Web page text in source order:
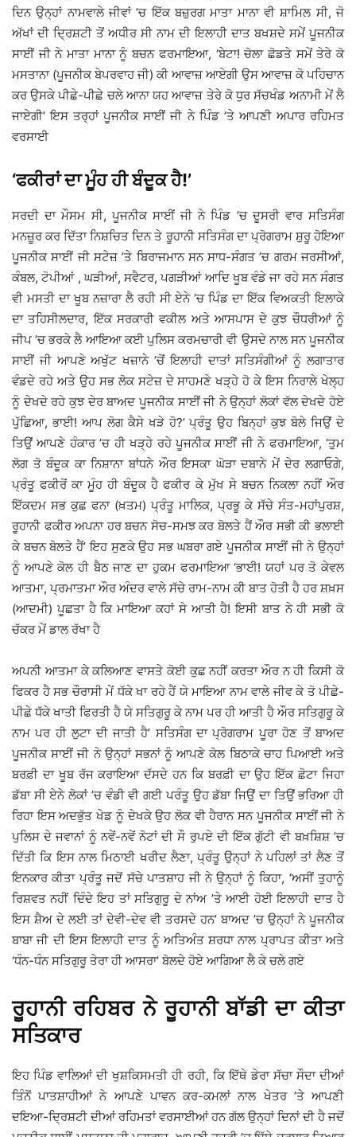
ਦਿਨ ਉਨ੍ਹਾਂ ਨਾਮਵਾਲੇ ਜੀਵਾਂ ’ਚ ਇੱਕ ਬਜ਼ੁਰਗ ਮਾਤਾ ਮਾਨਾ ਵੀ ਸ਼ਾਮਿਲ ਸੀ, ਜੋ
ਅੱਖਾਂ ਦੀ ਦ੍ਰਿਸ਼ਟੀ ਤੋਂ ਅਧੀਰ ਸੀ ਨਾਮ ਦੀ ਇਲਾਹੀ ਦਾਤ ਬਖਸ਼ਦੇ ਸਮੇਂ ਪੂਜਨੀਕ
ਸਾਈਂ ਜੀ ਨੇ ਮਾਤਾ ਮਾਨਾ ਨੂੰ ਬਚਨ ਫਰਮਾਇਆ, ‘ਬੇਟਾ! ਚੋਲਾ ਛੋਡਤੇ ਸਮੇਂ ਤੇਰੇ ਕੋ
ਮਸਤਾਨਾ (ਪੂਜਨੀਕ ਬੇਪਰਵਾਹ ਜੀ) ਕੀ ਆਵਾਜ਼ ਆਏਗੀ ਉਸ ਆਵਾਜ਼ ਕੋ ਪਹਿਚਾਨ
ਕਰ ਉਸਕੇ ਪੀਛੇ-ਪੀਛੇ ਚਲੇ ਆਨਾ ਯਹ ਆਵਾਜ਼ ਤੇਰੇ ਕੋ ਧੁਰ ਸੱਚਖੰਡ ਅਨਾਮੀ ਮੇਂ ਲੈ
ਜਾਏਗੀ’ ਇਸ ਤਰ੍ਹਾਂ ਪੂਜਨੀਕ ਸਾਈਂ ਜੀ ਨੇ ਪਿੰਡ ’ਤੇ ਆਪਣੀ ਅਪਾਰ ਰਹਿਮਤ
ਵਰਸਾਈ
‘ਫਕੀਰਾਂ ਦਾ ਮੂੰਹ ਹੀ ਬੰਦੂਕ ਹੈ!’
ਸਰਦੀ ਦਾ ਮੌਸਮ ਸੀ, ਪੂਜਨੀਕ ਸਾਈਂ ਜੀ ਨੇ ਪਿੰਡ ’ਚ ਦੂਸਰੀ ਵਾਰ ਸਤਿਸੰਗ
ਮਨਜ਼ੂਰ ਕਰ ਦਿੱਤਾ ਨਿਸ਼ਚਿਤ ਦਿਨ ਤੇ ਰੂਹਾਨੀ ਸਤਿਸੰਗ ਦਾ ਪ੍ਰੋਗਰਾਮ ਸ਼ੁਰੂ ਹੋਇਆ
ਪੂਜਨੀਕ ਸਾਈਂ ਜੀ ਸਟੇਜ਼ ’ਤੇ ਬਿਰਾਜਮਾਨ ਸਨ ਸਾਧ-ਸੰਗਤ ’ਚ ਗਰਮ ਜਰਸੀਆਂ,
ਕੰਬਲ, ਟੋਪੀਆਂ , ਘੜੀਆਂ, ਸਵੈਟਰ, ਪਗੜੀਆਂ ਆਦਿ ਖੂਬ ਵੰਡੇ ਜਾ ਰਹੇ ਸਨ ਸੰਗਤ
ਵੀ ਮਸਤੀ ਦਾ ਖੂਬ ਨਜ਼ਾਰਾ ਲੈ ਰਹੀ ਸੀ ਏਨੇ ’ਚ ਪਿੰਡ ਦਾ ਇੱਕ ਵਿਅਕਤੀ ਇਲਾਕੇ
ਦਾ ਤਹਿਸੀਲਦਾਰ, ਇੱਕ ਸਰਕਾਰੀ ਵਕੀਲ ਅਤੇ ਆਸਪਾਸ ਦੇ ਕੁਝ ਚੌਧਰੀਆਂ ਨੂੰ
ਜੀਪ ’ਚ ਭਰਕੇ ਲੈ ਆਇਆ ਕਈ ਪੁਲਿਸ ਕਰਮਚਾਰੀ ਵੀ ਉਸਦੇ ਨਾਲ ਸਨ ਪੂਜਨੀਕ
ਸਾਈਂ ਜੀ ਆਪਣੇ ਅਖੁੱਟ ਖਜ਼ਾਨੇ ’ਚੋਂ ਇਲਾਹੀ ਦਾਤਾਂ ਸਤਿਸੰਗੀਆਂ ਨੂੰ ਲਗਾਤਾਰ
ਵੰਡਦੇ ਰਹੇ ਅਤੇ ਉਹ ਸਭ ਲੋਕ ਸਟੇਜ਼ ਦੇ ਸਾਹਮਣੇ ਖੜ੍ਹੇ ਹੋ ਕੇ ਇਸ ਨਿਰਾਲੇ ਖੇਲ੍ਹ
ਨੂੰ ਦੇਖਦੇ ਰਹੇ ਕੁਝ ਦੇਰ ਬਾਅਦ ਪੂਜਨੀਕ ਸਾਈਂ ਜੀ ਨੇ ਉਨ੍ਹਾਂ ਲੋਕਾਂ ਵੱਲ ਦੇਖਦੇ ਹੋਏ
ਪੁੁੱਛਿਆ, ਭਾਈ! ਆਪ ਲੋਗ ਕੈਸੇ ਖੜੇ ਹੋ?’ ਪ੍ਰੰਤੂ ਉਹ ਬਿਨ੍ਹਾਂ ਕੁਝ ਬੋਲੇ ਜਿਉਂ ਦੇ
ਤਿਉਂ ਆਪਣੇ ਹੰਕਾਰ ’ਚ ਹੀ ਖੜ੍ਹੇ ਰਹੇ ਪੂਜਨੀਕ ਸਾਈਂ ਜੀ ਨੇ ਫਰਮਾਇਆ, ‘ਤੁਮ
ਲੋਗ ਤੋ ਬੰਦੂਕ ਕਾ ਨਿਸ਼ਾਨਾ ਬਾਂਧਨੇ ਔਰ ਇਸਕਾ ਘੋੜਾ ਦਬਾਨੇ ਮੇਂ ਦੇਰ ਲਗਾਓਗੇ,
ਪ੍ਰੰਤੂ ਫਕੀਰੋਂ ਕਾ ਮੂੰਹ ਹੀ ਬੰਦੂਕ ਹੈ ਫਕੀਰ ਕੇ ਮੁੱਖ ਸੇ ਬਚਨ ਨਿਕਲਾ ਨਹੀਂ ਔਰ
ਇੱਕਦਮ ਸਭ ਕੁਛ ਫਨਾ (ਖ਼ਤਮ) ਪ੍ਰੰਤੂ ਮਾਲਿਕ, ਪ੍ਰਭੂ ਕੇ ਸੱਚੇ ਸੰਤ-ਮਹਾਂਪੁਰਸ਼,
ਰੂਹਾਨੀ ਫਕੀਰ ਅਪਨਾ ਹਰ ਬਚਨ ਸੋਚ-ਸਮਝ ਕਰ ਬੋਲਤੇ ਹੈਂ ਔਰ ਸਭੀ ਕੀ ਭਲਾਈ
ਕੇ ਬਚਨ ਬੋਲਤੇ ਹੈਂ’ ਇਹ ਸੁਣਕੇ ਉਹ ਸਭ ਘਬਰਾ ਗਏ ਪੂਜਨੀਕ ਸਾਈਂ ਜੀ ਨੇ ਉਨ੍ਹਾਂ
ਨੂੰ ਆਪਣੇ ਕੋਲ ਹੀ ਬੈਠ ਜਾਣ ਦਾ ਹੁਕਮ ਫਰਮਾਇਆ ‘ਭਾਈ! ਯਹਾਂ ਪਰ ਤੋ ਕੇਵਲ
ਆਤਮਾ, ਪ੍ਰਮਾਤਮਾ ਔਰ ਅੰਦਰ ਵਾਲੇ ਸੱਚੇ ਰਾਮ-ਨਾਮ ਕੀ ਬਾਤ ਹੋਤੀ ਹੈ ਹਰ ਸ਼ਖ਼ਸ
(ਆਦਮੀ) ਪੂਛਤਾ ਹੈ ਕਿ ਮਾਇਆ ਕਹਾਂ ਸੇ ਆਤੀ ਹੈ! ਇਸੀ ਬਾਤ ਨੇ ਹੀ ਸਭੀ ਕੋ
ਚੱਕਰ ਮੇਂ ਡਾਲ ਰੱਖਾ ਹੈ
ਅਪਨੀ ਆਤਮਾ ਕੇ ਕਲਿਆਣ ਵਾਸਤੇ ਕੋਈ ਕੁਛ ਨਹੀਂ ਕਰਤਾ ਔਰ ਨ ਹੀ ਕਿਸੀ ਕੋ
ਫਿਕਰ ਹੈ ਸਭ ਚੌਰਾਸੀ ਮੇਂ ਧੱਕੇ ਖਾ ਰਹੇ ਹੈਂ ਯੇ ਮਾਇਆ ਨਾਮ ਵਾਲੇ ਜੀਵ ਕੇ ਤੋ ਪੀਛੇ-
ਪੀਛੇ ਧੱਕੇ ਖਾਤੀ ਫਿਰਤੀ ਹੈ ਯੇ ਸਤਿਗੁਰੂ ਕੇ ਨਾਮ ਪਰ ਹੀ ਆਤੀ ਹੈ ਔਰ ਸਤਿਗੁਰੂ ਕੇ
ਨਾਮ ਪਰ ਹੀ ਲੁਟਾ ਦੀ ਜਾਤੀ ਹੈ’ ਸਤਿਸੰਗ ਦਾ ਪ੍ਰੋਗਰਾਮ ਪੂਰਾ ਹੋਣ ਤੋਂ ਬਾਅਦ
ਪੂਜਨੀਕ ਸਾਈਂ ਜੀ ਨੇ ਉਨ੍ਹਾਂ ਸਭਨਾਂ ਨੂੰ ਆਪਣੇ ਕੋਲ ਬਿਠਾਕੇ ਚਾਹ ਪਿਆਈ ਅਤੇ
ਬਰਫ਼ੀ ਦਾ ਖੂਬ ਰੱਜ ਕਰਾਇਆ ਦੱਸਦੇ ਹਨ ਕਿ ਬਰਫ਼ੀ ਦਾ ਉਹ ਇੱਕ ਛੋਟਾ ਜਿਹਾ
ਡੱਬਾ ਸੀ ਏਨੇ ਲੋਕਾਂ ’ਚ ਵੰਡੀ ਵੀ ਗਈ ਪਰੰਤੂ ਉਹ ਡੱਬਾ ਜਿਉਂ ਦਾ ਤਿਉਂ ਭਰਿਆ ਹੀ
ਰਿਹਾ ਇਸ ਅਦਭੁੱਤ ਖੇਡ ਨੂੰ ਦੇਖਕੇ ਉਹ ਲੋਕ ਵੀ ਹੈਰਾਨ ਸਨ ਪੂਜਨੀਕ ਸਾਈਂ ਜੀ ਨੇ
ਪੁਲਿਸ ਦੇ ਜਵਾਨਾਂ ਨੂੰ ਨਵੇਂ-ਨਵੇਂ ਨੋਟਾਂ ਦੀ ਸੌ ਰੁਪਏ ਦੀ ਇੱਕ ਗੁੱਟੀ ਵੀ ਬਖ਼ਸ਼ਿਸ਼ ’ਚ
ਦਿੱਤੀ ਕਿ ਇਸ ਨਾਲ ਮਿਠਾਈ ਖਰੀਦ ਲੈਣਾ, ਪ੍ਰੰਤੂ ਉਨ੍ਹਾਂ ਨੇ ਪਹਿਲਾਂ ਤਾਂ ਲੈਣ ਤੋਂ
ਇਨਕਾਰ ਕੀਤਾ ਪ੍ਰੰਤੂ ਜਦੋਂ ਸੱਚੇ ਪਾਤਸ਼ਾਹ ਜੀ ਨੇ ਉਨ੍ਹਾਂ ਨੂੰ ਕਿਹਾ, ‘ਅਸੀਂ ਤੁਹਾਨੂੰ
ਰਿਸ਼ਵਤ ਨਹੀਂ ਦਿੰਦੇ ਇਹ ਤਾਂ ਸਤਿਗੁਰੂ ਦੇ ਨਾਂਅ ’ਤੇ ਆਈ ਹੋਈ ਇਲਾਹੀ ਦਾਤ ਹੈ
ਇਸ ਸ਼ੈਅ ਦੇ ਲਈ ਤਾਂ ਦੇਵੀ-ਦੇਵ ਵੀ ਤਰਸਦੇ ਹਨ’ ਬਾਅਦ ’ਚ ਉਨ੍ਹਾਂ ਨੇ ਪੂਜਨੀਕ
ਬਾਬਾ ਜੀ ਦੀ ਇਸ ਇਲਾਹੀ ਦਾਤ ਨੂੰ ਅਤਿਅੰਤ ਸ਼ਰਧਾ ਨਾਲ ਪ੍ਰਾਪਤ ਕੀਤਾ ਅਤੇ
‘ਧੰਨ-ਧੰਨ ਸਤਿਗੁਰੂ ਤੇਰਾ ਹੀ ਆਸਰਾ’ ਬੋਲਦੇ ਹੋਏ ਆਗਿਆ ਲੈ ਕੇ ਚਲੇ ਗਏ
ਰੂਹਾਨੀ ਰਹਿਬਰ ਨੇ ਰੂਹਾਨੀ ਬਾੱਡੀ ਦਾ ਕੀਤਾ
ਸਤਿਕਾਰ
ਇਹ ਪਿੰਡ ਵਾਲਿਆਂ ਦੀ ਖੁਸ਼ਕਿਸਮਤੀ ਹੀ ਰਹੀ, ਕਿ ਇੱਥੇ ਡੇਰਾ ਸੱਚਾ ਸੌਦਾ ਦੀਆਂ
ਤਿੰਨੋਂ ਪਾਤਸ਼ਾਹੀਆਂ ਨੇ ਆਪਣੇ ਪਾਵਨ ਕਰ-ਕਮਲਾਂ ਨਾਲ ਖੇਤਰ ’ਤੇ ਆਪਣੀ
ਦਇਆ-ਦ੍ਰਿਸ਼ਟੀ ਦੀਆਂ ਰਹਿਮਤਾਂ ਵਰਸਾਈਆਂ ਹਨ ਗੱਲ ਉਨ੍ਹਾਂ ਦਿਨਾਂ ਦੀ ਹੈ ਜਦੋਂ